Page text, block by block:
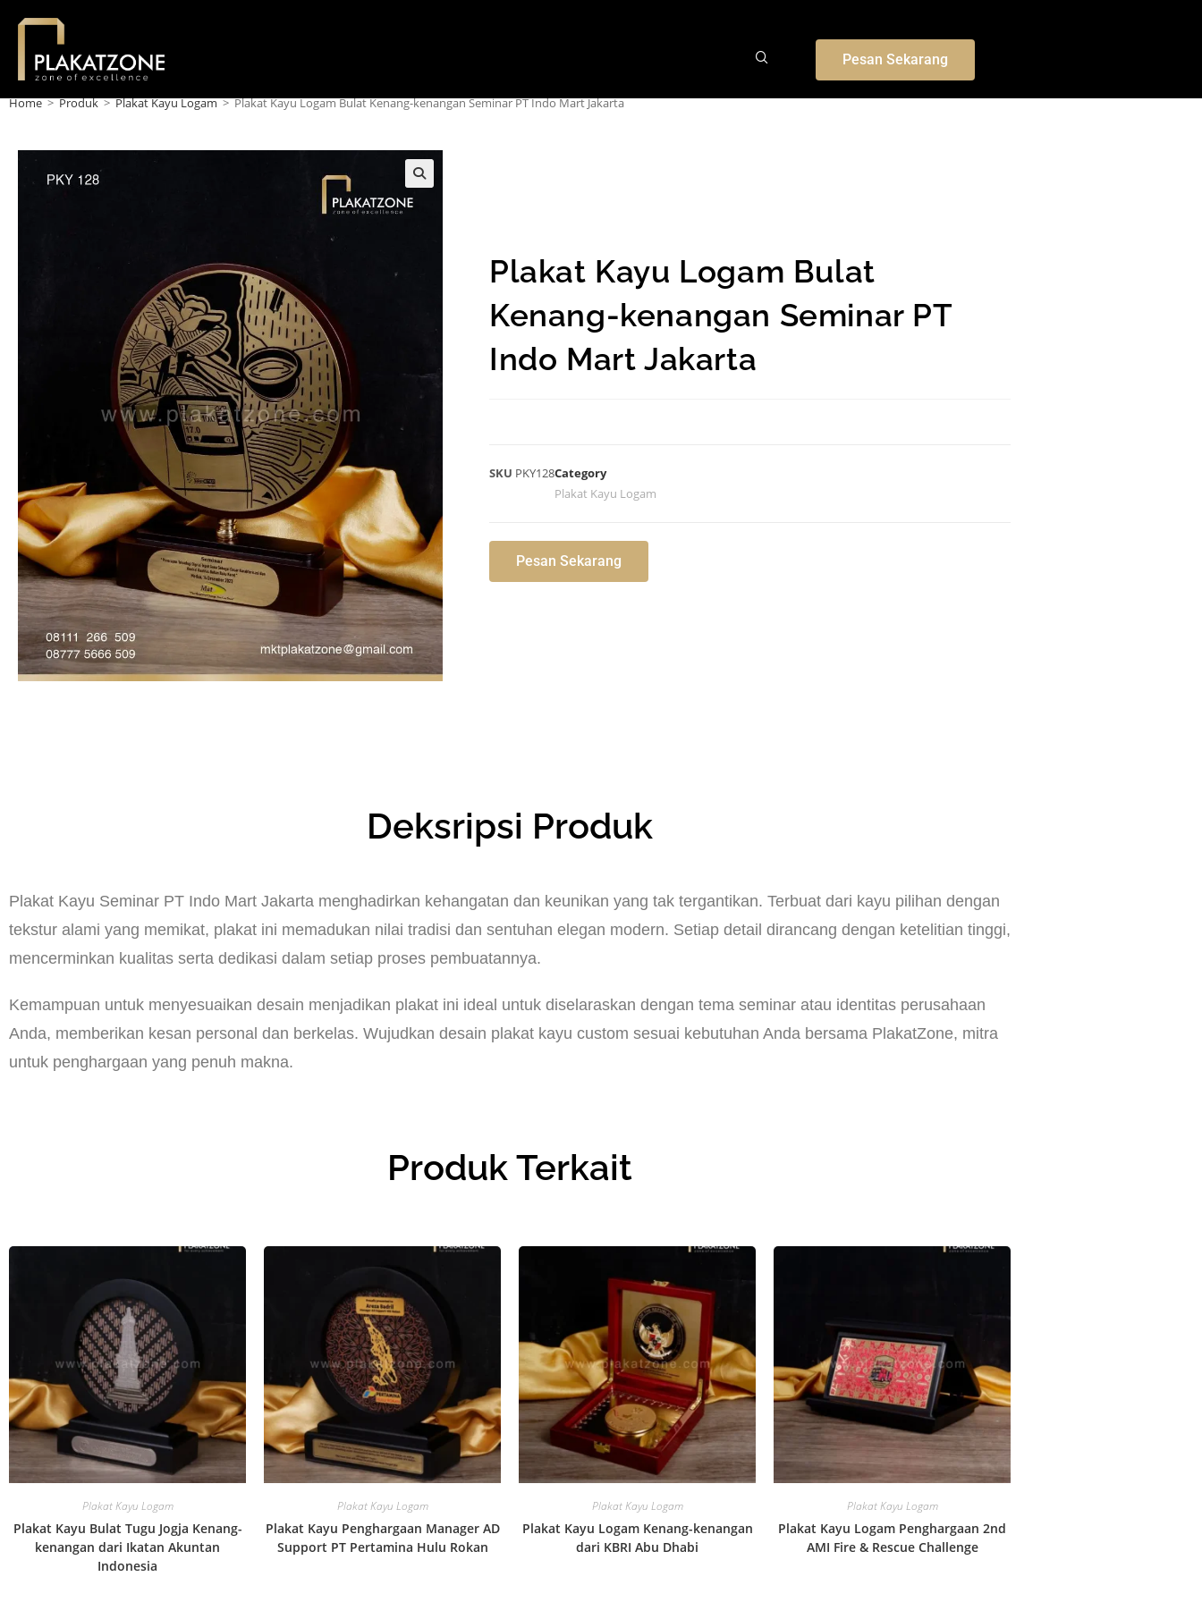
Pesan Sekarang
Home > Produk > Plakat Kayu Logam > Plakat Kayu Logam Bulat Kenang-kenangan Seminar PT Indo Mart Jakarta
Plakat Kayu Logam Bulat
Kenang-kenangan Seminar PT
Indo Mart Jakarta
SKU PKY128Category
Plakat Kayu Logam
Pesan Sekarang
Deksripsi Produk
Plakat Kayu Seminar PT Indo Mart Jakarta menghadirkan kehangatan dan keunikan yang tak tergantikan. Terbuat dari kayu pilihan dengan
tekstur alami yang memikat, plakat ini memadukan nilai tradisi dan sentuhan elegan modern. Setiap detail dirancang dengan ketelitian tinggi,
mencerminkan kualitas serta dedikasi dalam setiap proses pembuatannya.
Kemampuan untuk menyesuaikan desain menjadikan plakat ini ideal untuk diselaraskan dengan tema seminar atau identitas perusahaan
Anda, memberikan kesan personal dan berkelas. Wujudkan desain plakat kayu custom sesuai kebutuhan Anda bersama PlakatZone, mitra
untuk penghargaan yang penuh makna.
Produk Terkait
Plakat Kayu Logam
Plakat Kayu Bulat Tugu Jogja Kenang-
kenangan dari Ikatan Akuntan
Indonesia
Plakat Kayu Logam
Plakat Kayu Penghargaan Manager AD
Support PT Pertamina Hulu Rokan
Plakat Kayu Logam
Plakat Kayu Logam Kenang-kenangan
dari KBRI Abu Dhabi
Plakat Kayu Logam
Plakat Kayu Logam Penghargaan 2nd
AMI Fire & Rescue Challenge